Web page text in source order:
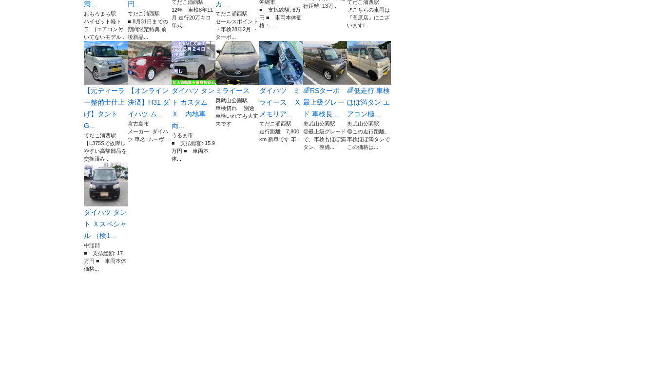
満...
おもろまち駅
ハイゼット軽ト
ラ (エアコン付
いてないモデル...
円...
てだこ浦西駅
■ 8月31日までの
期間限定特典 前
後新品...
てだこ浦西駅
12年 車検8年11
月 走行20万キロ
年式...
カ...
てだこ浦西駅
セールスポイント
・車検28年2月 ・
ターボ...
沖縄市
■ 支払総額: 6万
円 ■ 車両本体価
格：...
行距離: 13万...
てだこ浦西駅
📍こちらの車両は
『高原店』にござ
います❕ ...
⁠【元ディーラ
ー整備士仕上
げ】タント
G...
てだこ浦西駅
【L375Sで故障し
やすい高額部品を
交換済み...
【オンライン
決済】H31 ダ
イハツ ム...
宮古島市
メーカー: ダイハ
ツ 車名: ムーヴ ...
ダイハツ タン
ト カスタム
Ｘ 内地車
両...
うるま市
■ 支払総額: 15.9
万円 ■ 車両本
体...
ミライース
奥武山公園駅
車検切れ 別途
車検いれても大丈
夫です
ダイハツ ミ
ライース X
メモリア...
てだこ浦西駅
走行距離 7,800
km 新車です 革...
🌈RSターボ
最上級グレー
ド 車検長...
奥武山公園駅
🟡最上級グレード
で、車検もほぼ満
タン、整備...
🌈低走行 車検
ほぼ満タン エ
アコン極...
奥武山公園駅
🟡この走行距離、
車検ほぼ満タンで
この価格は...
ダイハツ タン
ト Ｘスペシャ
ル （検1...
中頭郡
■ 支払総額: 17
万円 ■ 車両本体
価格...